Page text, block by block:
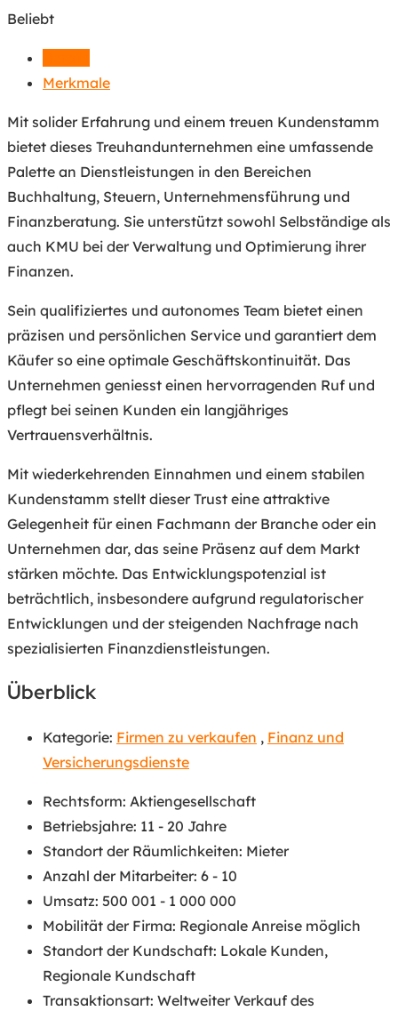
Beliebt
Merkmale
Mit solider Erfahrung und einem treuen Kundenstamm
bietet dieses Treuhandunternehmen eine umfassende
Palette an Dienstleistungen in den Bereichen
Buchhaltung, Steuern, Unternehmensführung und
Finanzberatung. Sie unterstützt sowohl Selbständige als
auch KMU bei der Verwaltung und Optimierung ihrer
Finanzen.
Sein qualifiziertes und autonomes Team bietet einen
präzisen und persönlichen Service und garantiert dem
Käufer so eine optimale Geschäftskontinuität. Das
Unternehmen geniesst einen hervorragenden Ruf und
pflegt bei seinen Kunden ein langjähriges
Vertrauensverhältnis.
Mit wiederkehrenden Einnahmen und einem stabilen
Kundenstamm stellt dieser Trust eine attraktive
Gelegenheit für einen Fachmann der Branche oder ein
Unternehmen dar, das seine Präsenz auf dem Markt
stärken möchte. Das Entwicklungspotenzial ist
beträchtlich, insbesondere aufgrund regulatorischer
Entwicklungen und der steigenden Nachfrage nach
spezialisierten Finanzdienstleistungen.
Überblick
Kategorie: Firmen zu verkaufen , Finanz und
Versicherungsdienste
Rechtsform: Aktiengesellschaft
Betriebsjahre: 11 - 20 Jahre
Standort der Räumlichkeiten: Mieter
Anzahl der Mitarbeiter: 6 - 10
Umsatz: 500 001 - 1 000 000
Mobilität der Firma: Regionale Anreise möglich
Standort der Kundschaft: Lokale Kunden,
Regionale Kundschaft
Transaktionsart: Weltweiter Verkauf des